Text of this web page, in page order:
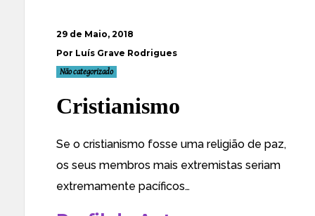
29 de Maio, 2018
Por Luís Grave Rodrigues
Não categorizado
Cristianismo
Se o cristianismo fosse uma religião de paz,
os seus membros mais extremistas seriam
extremamente pacíficos…